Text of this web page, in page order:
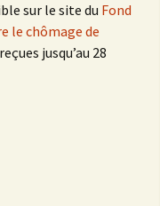
sur le site du Fond
le chômage de
jusqu’au 28